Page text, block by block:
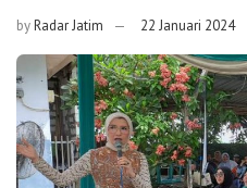
byRadar Jatim 22 Januari 2024